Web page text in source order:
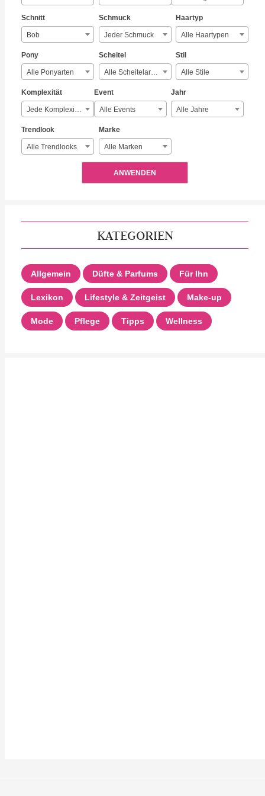
Schnitt
Bob
Schmuck
Jeder Schmuck
Haartyp
Alle Haartypen
Pony
Alle Ponyarten
Scheitel
Alle Scheitelarten
Stil
Alle Stile
Komplexität
Jede Komplexität
Event
Alle Events
Jahr
Alle Jahre
Trendlook
Alle Trendlooks
Marke
Alle Marken
ANWENDEN
KATEGORIEN
Allgemein Düfte & Parfums Für Ihn
Lexikon Lifestyle & Zeitgeist Make-up
Mode Pflege Tipps Wellness